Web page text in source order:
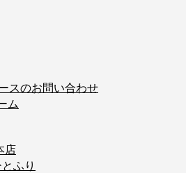
スのお問い合わせ
ム
店
ふり